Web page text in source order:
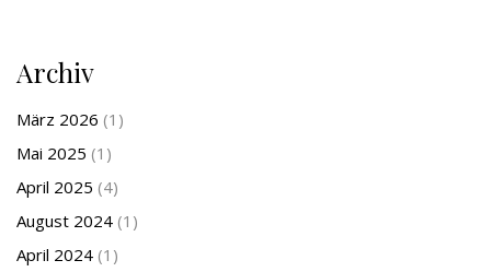
Archiv
März 2026 (1)
Mai 2025 (1)
April 2025 (4)
August 2024 (1)
April 2024 (1)